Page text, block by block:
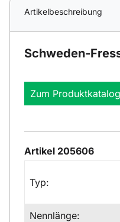
Artikelbeschreibung
Schweden-
Zum Produktkatalog
Artikel 205606
Typ:
Nennlänge: